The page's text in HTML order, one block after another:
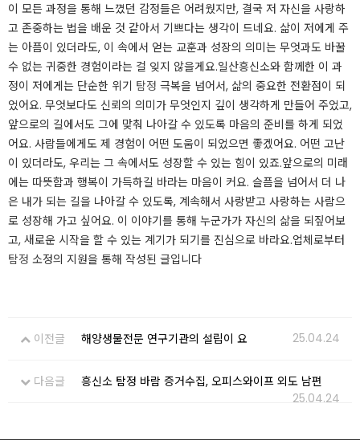
이 모든 과정을 통해 느꼈던 감정들은 어려웠지만, 결국 저 자신을 사랑하
고 존중하는 법을 배운 것 같아서 기쁘다는 생각이 드네요. 삶이 저에게 주
는 아픔이 있더라도, 이 속에서 얻는 교훈과 성장의 의미는 무엇과도 바꿀
수 없는 귀중한 경험이라는 걸 잊지 않을게요.​일산흥신소와 함께한 이 과
정이 저에게는 단순한 위기 탐정 극복을 넘어서, 삶의 중요한 전환점이 되
었어요. 무엇보다도 신뢰의 의미가 무엇인지 깊이 생각하게 만들어 주었고,
앞으로의 길에서도 그에 맞춰 나아갈 수 있도록 마음의 준비를 하게 되었
어요. 사람들에게도 제 경험이 어떤 도움이 되었으면 좋겠어요. 어떤 고난
이 있더라도, 우리는 그 속에서도 성장할 수 있는 힘이 있죠.​앞으로의 미래
에는 따뜻함과 행복이 가득하길 바라는 마음이 커요. 슬픔을 넘어서 더 나
은 내가 되는 길을 나아갈 수 있도록, 계속해서 사랑받고 사랑하는 사람으
로 성장해 가고 싶어요. 이 이야기를 통해 누군가가 자신의 삶을 되짚어보
고, 새로운 시작을 할 수 있는 계기가 되기를 진심으로 바라요.​업체로부터
탐정 소정의 지원을 통해 작성된 글입니다
이전글 해양생물전문 연구기관의 설립이 요 25.04.24
다음글
흥신소 탐정 바람 증거수집, 오피스와이프 외도 남편
25.04.24